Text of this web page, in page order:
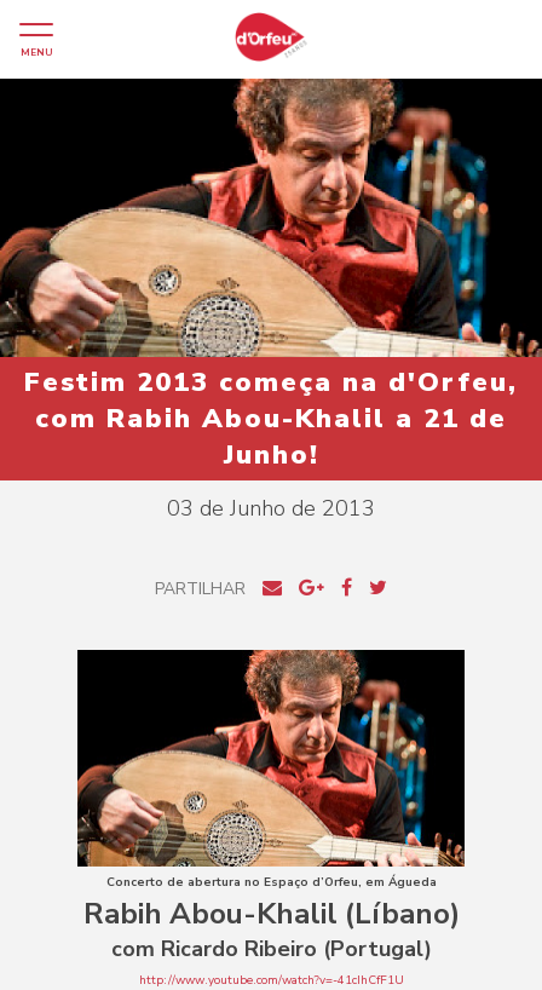
MENU
Festim 2013 começa na d'Orfeu,
com Rabih Abou-Khalil a 21 de
Junho!
03 de Junho de 2013
PARTILHAR
Concerto de abertura no Espaço d’Orfeu, em Águeda
Rabih Abou-Khalil (Líbano)
com Ricardo Ribeiro (Portugal)
http://www.youtube.com/watch?v=-41cIhCfF1U